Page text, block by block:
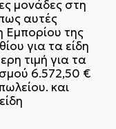
μονάδες στη
αυτές
Εμπορίου της
για τα είδη
τιμή για τα
6.572,50 €
και